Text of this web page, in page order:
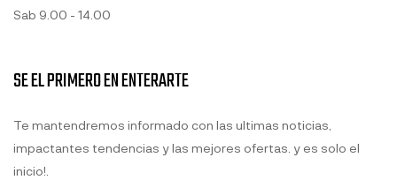
Sab 9.00 - 14.00
SE EL PRIMERO EN ENTERARTE
Te mantendremos informado con las ultimas noticias,
impactantes tendencias y las mejores ofertas. y es solo el
inicio!.